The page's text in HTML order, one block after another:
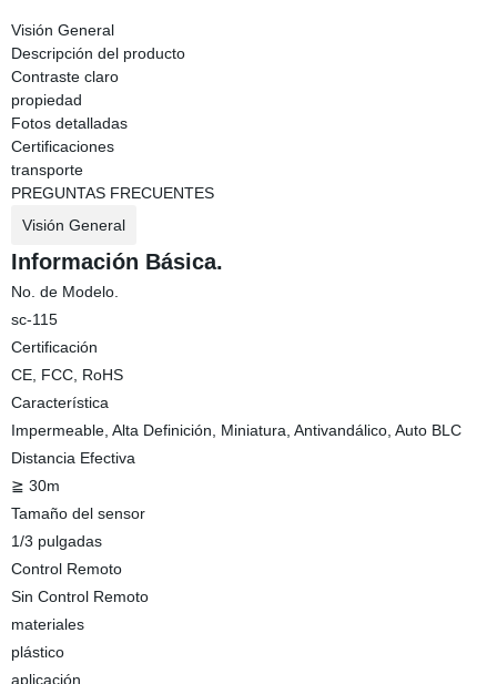
Visión General
Descripción del producto
Contraste claro
propiedad
Fotos detalladas
Certificaciones
transporte
PREGUNTAS FRECUENTES
Visión General
Información Básica.
No. de Modelo.
sc-115
Certificación
CE, FCC, RoHS
Característica
Impermeable, Alta Definición, Miniatura, Antivandálico, Auto BLC
Distancia Efectiva
≧ 30m
Tamaño del sensor
1/3 pulgadas
Control Remoto
Sin Control Remoto
materiales
plástico
aplicación